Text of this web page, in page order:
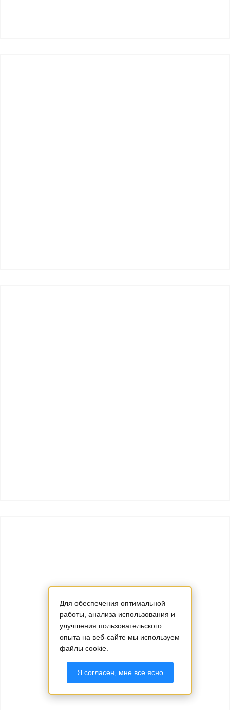
Для обеспечения оптимальной
работы, анализа использования и
улучшения пользовательского
опыта на веб-сайте мы используем
файлы cookie.
Я согласен, мне все ясно